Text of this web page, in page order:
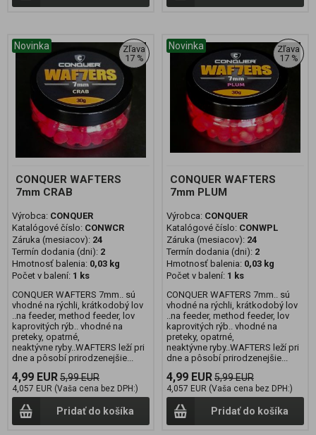
Novinka
Zľava
17 %
CONQUER WAFTERS
7mm CRAB
Výrobca: CONQUER
Katalógové číslo: CONWCR
Záruka (mesiacov): 24
Termín dodania (dni): 2
Hmotnosť balenia: 0,03 kg
Počet v balení: 1 ks
CONQUER WAFTERS 7mm.. sú
vhodné na rýchli, krátkodobý lov
..na feeder, method feeder, lov
kaprovitých rýb.. vhodné na
preteky, opatrné,
neaktývne ryby..WAFTERS leží pri
dne a pôsobí prirodzenejšie...
4,99 EUR5,99 EUR
4,057 EUR (Vaša cena bez DPH:)
Pridať do košíka
Novinka
Zľava
17 %
CONQUER WAFTERS
7mm PLUM
Výrobca: CONQUER
Katalógové číslo: CONWPL
Záruka (mesiacov): 24
Termín dodania (dni): 2
Hmotnosť balenia: 0,03 kg
Počet v balení: 1 ks
CONQUER WAFTERS 7mm.. sú
vhodné na rýchli, krátkodobý lov
..na feeder, method feeder, lov
kaprovitých rýb.. vhodné na
preteky, opatrné,
neaktývne ryby..WAFTERS leží pri
dne a pôsobí prirodzenejšie...
4,99 EUR5,99 EUR
4,057 EUR (Vaša cena bez DPH:)
Pridať do košíka